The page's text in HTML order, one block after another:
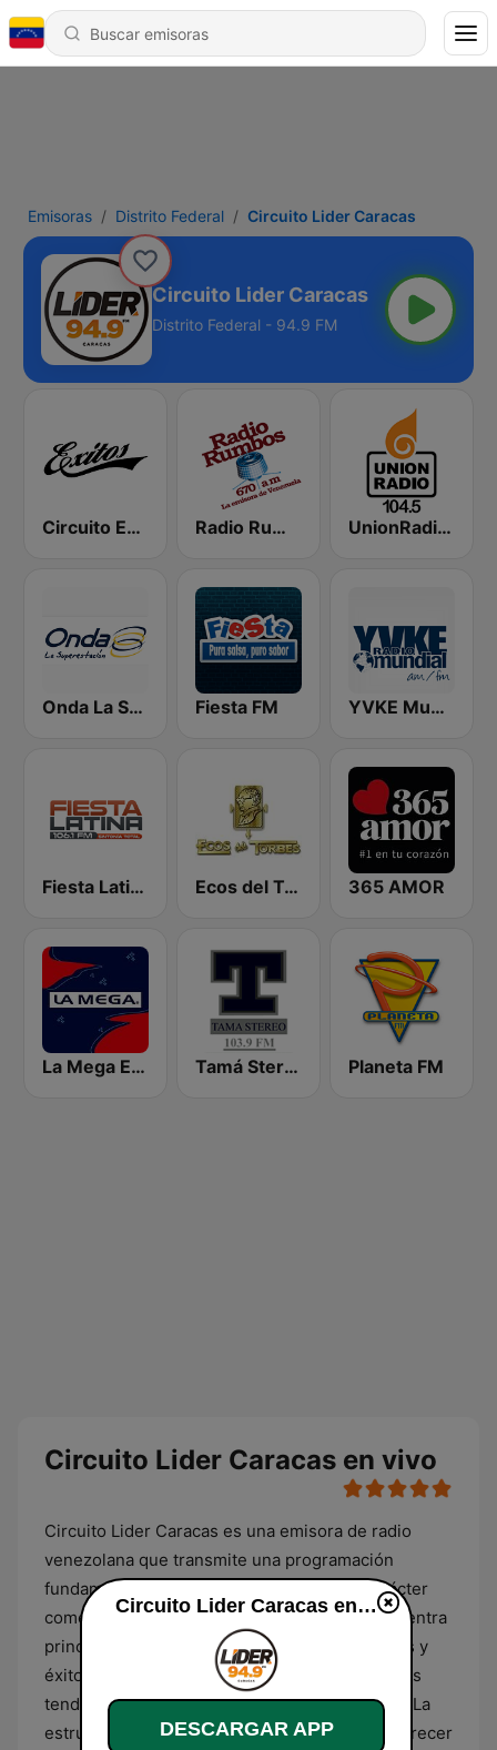
Emisoras Distrito Federal Circuito Lider Caracas
Circuito Lider Caracas
Distrito Federal - 94.9 FM
Circuito Exitos 99.9 FM Radio Rumbos UnionRadio 104.5
Onda La Superestación Fiesta FM YVKE Mundial Caracas
Fiesta Latina 106.1 FM Ecos del Torbes 365 AMOR
La Mega Estación Tamá Stereo Planeta FM
Circuito Lider Caracas en vivo
Circuito Lider Caracas es una emisora de radio
venezolana que transmite una programación
fundamentada en un formato musical de carácter
comercial y variado. Su propuesta sonora se centra
principalmente en el pop latino, ritmos urbanos y
éxitos contemporáneos en inglés, cubriendo las
tendencias actuales del mercado discográfico. La
estructura de la estación está diseñada para ofrecer
Circuito Lider Caracas en directo
DESCARGAR APP